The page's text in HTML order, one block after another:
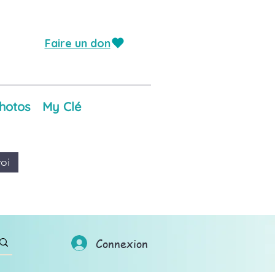
Faire un don
My Clé
Connexion